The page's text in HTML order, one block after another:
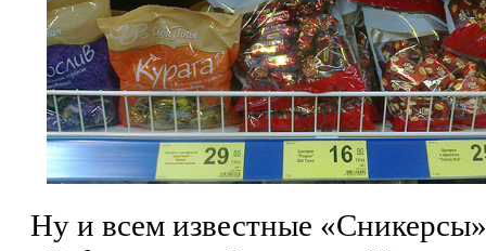
Ну и всем известные